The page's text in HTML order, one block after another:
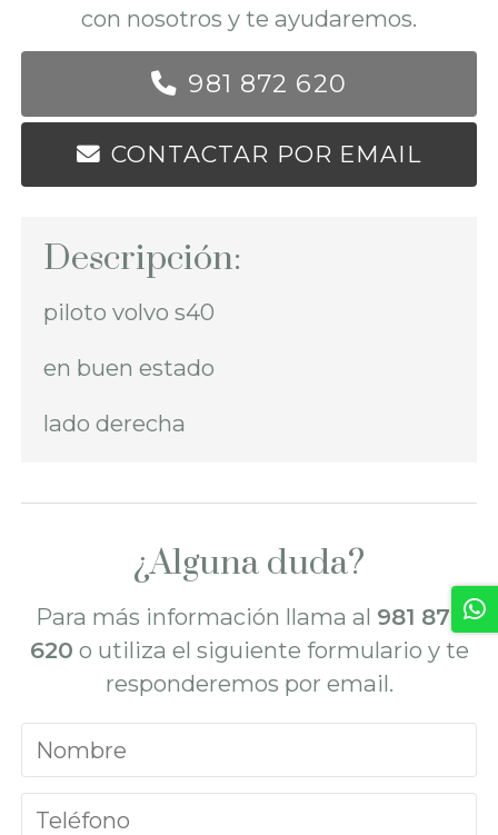
con nosotros y te ayudaremos.
981 872 620
CONTACTAR POR EMAIL
Descripción:
piloto volvo s40
en buen estado
lado derecha
¿Alguna duda?
Para más información llama al 981 872
620 o utiliza el siguiente formulario y te
responderemos por email.